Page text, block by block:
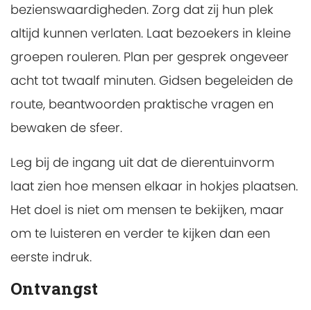
bezienswaardigheden. Zorg dat zij hun plek
altijd kunnen verlaten. Laat bezoekers in kleine
groepen rouleren. Plan per gesprek ongeveer
acht tot twaalf minuten. Gidsen begeleiden de
route, beantwoorden praktische vragen en
bewaken de sfeer.
Leg bij de ingang uit dat de dierentuinvorm
laat zien hoe mensen elkaar in hokjes plaatsen.
Het doel is niet om mensen te bekijken, maar
om te luisteren en verder te kijken dan een
eerste indruk.
Ontvangst